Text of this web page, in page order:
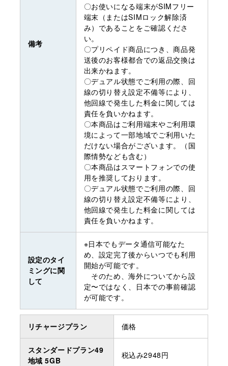
備考
〇お使いになる端末がSIMフリー
端末（またはSIMロック解除済
み）であることをご確認くださ
い。
〇プリペイド商品につき、商品発
送後のお客様都合での返品交換は
出来かねます。
〇デュアル状態でご利用の際、回
線の切り替え設定不備等により、
他回線で発生した料金に関しては
責任を負いかねます。
〇本商品はご利用端末やご利用環
境によって一部地域でご利用いた
だけない場合がございます。（国
際情勢なども含む）
〇本商品はスマートフォンでの使
用を推奨しております。
〇デュアル状態でご利用の際、回
線の切り替え設定不備等により、
他回線で発生した料金に関しては
責任を負いかねます。
設定のタイ
ミングに関
して
※日本でもデータ通信可能なた
め、設定完了後からいつでも利用
開始が可能です。
そのため、海外についてから設
定〜ではなく、日本での事前確認
が可能です。
リチャージプラン 価格
スタンダードプラン49
地域 5GB
税込み2948円